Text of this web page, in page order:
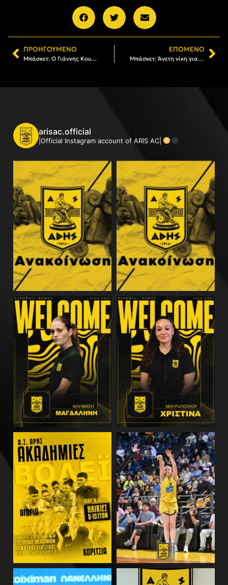
ΠΡΟΗΓΟΎΜΕΝΟ
Μπάσκετ: Ο Γιάννης Κουσούλης νέος προπονητής των Παίδων
ΕΠΌΜΕΝΟ
Μπάσκετ: Άνετη νίκη για τις Νεάνιδες
arisac.official
|Official Instagram account of ARIS AC|